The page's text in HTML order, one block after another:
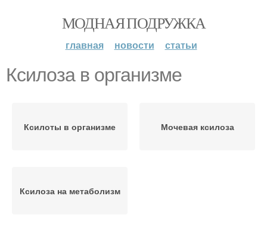
МОДНАЯ ПОДРУЖКА
главная новости статьи
Ксилоза в организме
Ксилоты в организме Мочевая ксилоза
Ксилоза на метаболизм